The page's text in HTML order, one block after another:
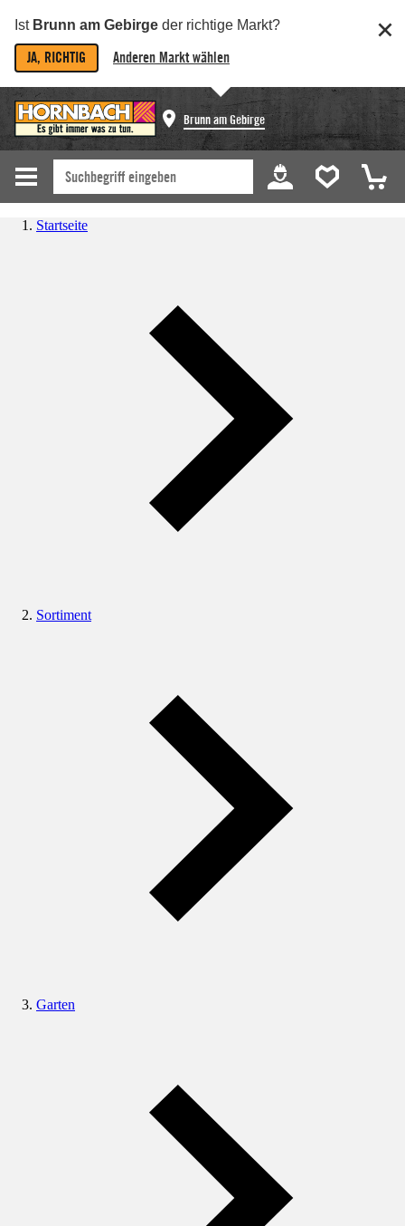
Ist Brunn am Gebirge der richtige Markt?
JA, RICHTIG Anderen Markt wählen
Brunn am Gebirge
Startseite
Sortiment
Garten